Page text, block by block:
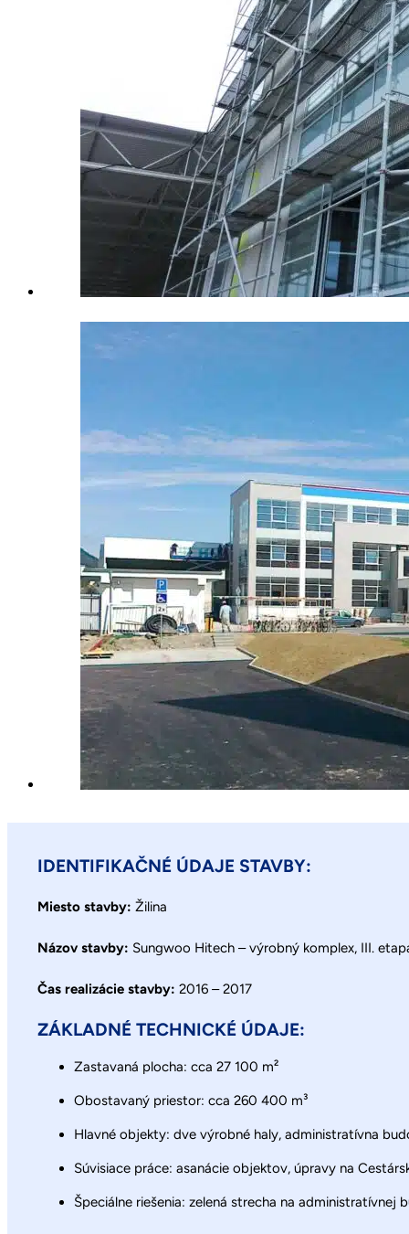
IDENTIFIKAČNÉ ÚDAJE STAVBY:
Miesto stavby: Žilina
Názov stavby: Sungwoo Hitech – výrobný komplex, III.
Čas realizácie stavby: 2016 – 2017
ZÁKLADNÉ TECHNICKÉ ÚDAJE:
Zastavaná plocha: cca 27 100 m²
Obostavaný priestor: cca 260 400 m³
Hlavné objekty: dve výrobné haly, administratívna
Súvisiace práce: asanácie objektov, úpravy na
Špeciálne riešenia: zelená strecha na administratívnej